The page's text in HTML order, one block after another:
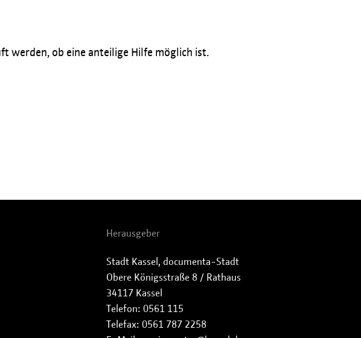
werden, ob eine anteilige Hilfe möglich ist.
Herausgeber
Stadt Kassel, documenta-Stadt
Obere Königsstraße 8 / Rathaus
34117 Kassel
Telefon: 0561 115
Telefax: 0561 787 2258